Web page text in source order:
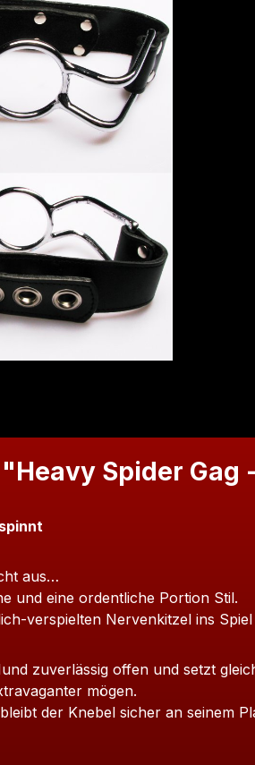
Spider Gag
aus…
und eine ordentliche Portion Stil.
verspielten Nervenkitzel ins
zuverlässig offen und setzt
mögen.
bleibt der Knebel sicher an seinem